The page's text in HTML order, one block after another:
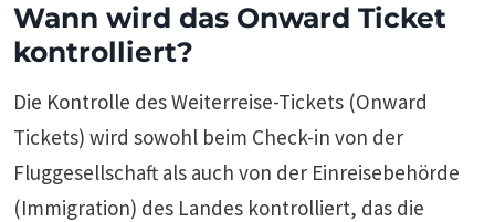
Wann wird das Onward Ticket
kontrolliert?
Die Kontrolle des Weiterreise-Tickets (Onward
Tickets) wird sowohl beim Check-in von der
Fluggesellschaft als auch von der Einreisebehörde
(Immigration) des Landes kontrolliert, das die